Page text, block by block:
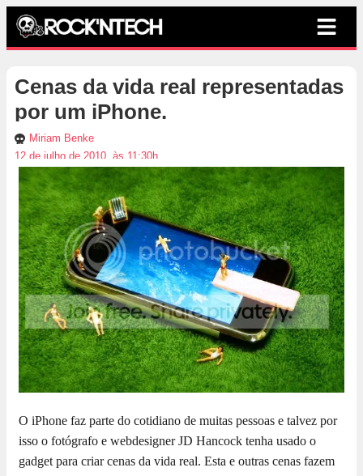
Cenas da vida real representadas
por um iPhone.
Miriam Benke
12 de julho de 2010, às 11:30h
O iPhone faz parte do cotidiano de muitas pessoas e talvez por
isso o fotógrafo e webdesigner JD Hancock tenha usado o
gadget para criar cenas da vida real. Esta e outras cenas fazem